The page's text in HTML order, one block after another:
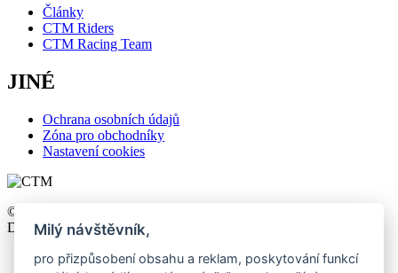
Články
CTM Riders
CTM Racing Team
JINÉ
Ochrana osobních údajů
Zóna pro obchodníky
Nastavení cookies
©2026 CTM, All right reserved. Design by
Development byWebmall
Milý návštěvník,
pro přizpůsobení obsahu a reklam, poskytování funkcí